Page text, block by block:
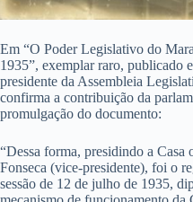
Em “O Poder Legislativo do
1935”, exemplar raro, publicado
presidente da Assembleia
confirma a contribuição da
promulgação do documento:
“Dessa forma, presidindo a Casa
Fonseca (vice-presidente), foi o
sessão de 12 de julho de 1935,